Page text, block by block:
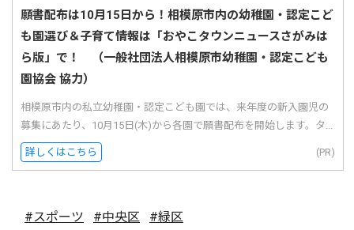
願書配布は10月15日から！相模原市内の幼稚園・認定こど
も園選び＆子育て情報は「おやこタウンニュースさがみは
ら版」で！ （一般社団法人相模原市幼稚園・認定こども
園協会 協力）
相模原市内の私立幼稚園・認定こども園では、来年度の新入園児の
募集にあたり、10月15日(木)から各園で願書配布を開始します。タ...
詳しくはこちら (PR)
#スポーツ #中央区 #緑区